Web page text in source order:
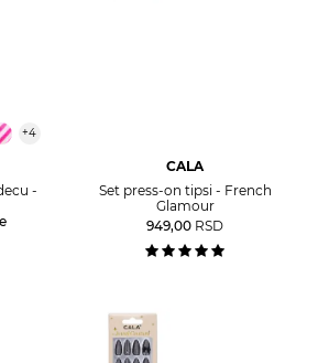
+4
-
CALA
Set press-on tipsi - French
Glamour
949,00 RSD